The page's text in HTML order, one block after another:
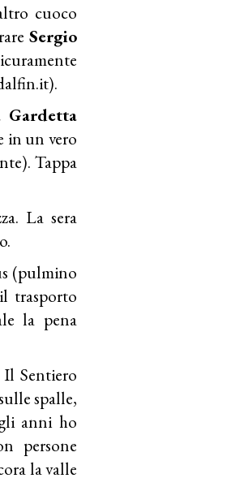
cuoco
Sergio
Gardetta
in un vero
Tappa
La sera
(pulmino
trasporto
la pena
Sentiero
spalle,
anni ho
persone
la valle